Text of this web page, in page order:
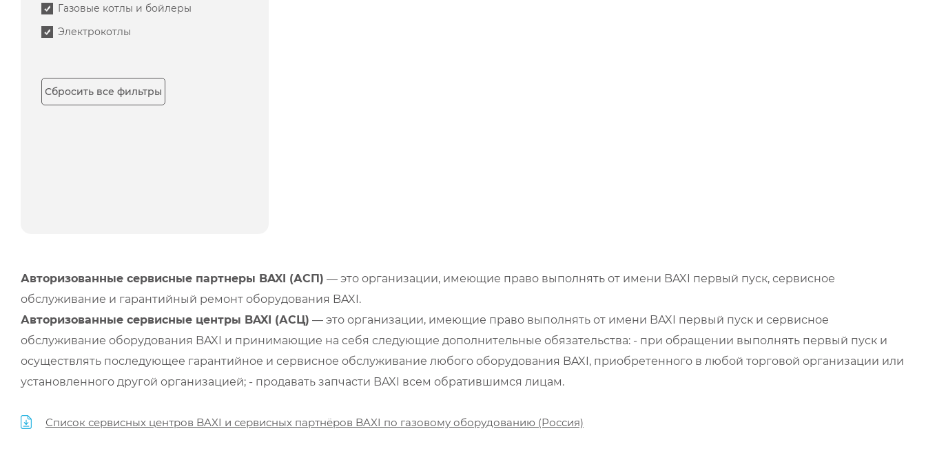
Газовые котлы и бойлеры
Электрокотлы
Сбросить все фильтры
Авторизованные сервисные партнеры BAXI (АСП) — это организации, имеющие право выполнять от имени BAXI первый пуск, сервисное
обслуживание и гарантийный ремонт оборудования BAXI.
Авторизованные сервисные центры BAXI (АСЦ) — это организации, имеющие право выполнять от имени BAXI первый пуск и сервисное
обслуживание оборудования BAXI и принимающие на себя следующие дополнительные обязательства: - при обращении выполнять первый пуск и
осуществлять последующее гарантийное и сервисное обслуживание любого оборудования BAXI, приобретенного в любой торговой организации или
установленного другой организацией; - продавать запчасти BAXI всем обратившимся лицам.
Список сервисных центров BAXI и сервисных партнёров BAXI по газовому оборудованию (Россия)